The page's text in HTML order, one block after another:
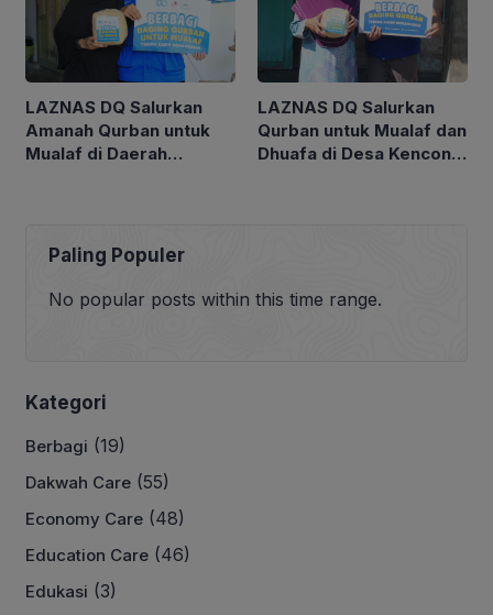
LAZNAS DQ Salurkan
Amanah Qurban untuk
Mualaf di Daerah
LAZNAS DQ Salurkan
Qurban untuk Mualaf dan
Dhuafa di Desa Kencong,
Paling Populer
No popular posts within this time range.
Kategori
Berbagi (19)
Dakwah Care (55)
Economy Care (48)
Education Care (46)
Edukasi (3)